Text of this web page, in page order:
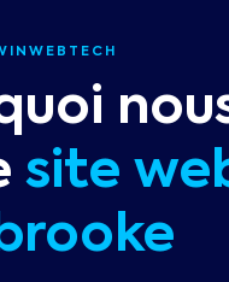
site